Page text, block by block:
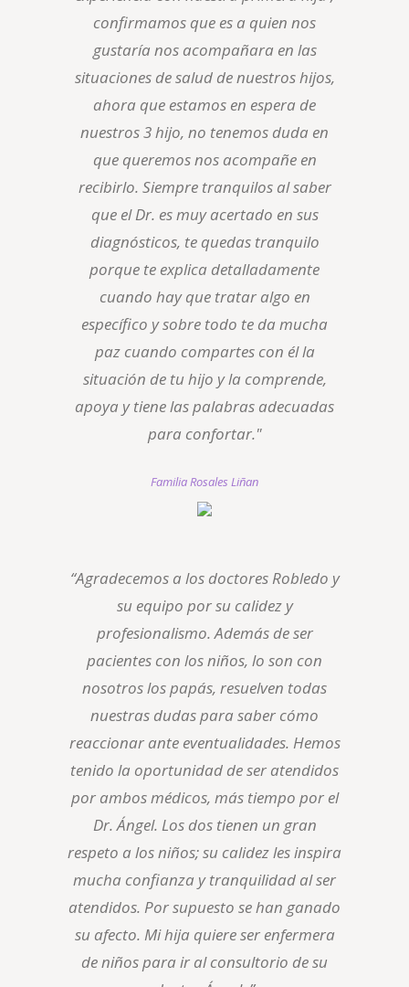
confirmamos que es a quien nos
gustaría nos acompañara en las
situaciones de salud de nuestros hijos,
ahora que estamos en espera de
nuestros 3 hijo, no tenemos duda en
que queremos nos acompañe en
recibirlo. Siempre tranquilos al saber
que el Dr. es muy acertado en sus
diagnósticos, te quedas tranquilo
porque te explica detalladamente
cuando hay que tratar algo en
específico y sobre todo te da mucha
paz cuando compartes con él la
situación de tu hijo y la comprende,
apoya y tiene las palabras adecuadas
para confortar."
Familia Rosales Liñan
“Agradecemos a los doctores Robledo y
su equipo por su calidez y
profesionalismo. Además de ser
pacientes con los niños, lo son con
nosotros los papás, resuelven todas
nuestras dudas para saber cómo
reaccionar ante eventualidades. Hemos
tenido la oportunidad de ser atendidos
por ambos médicos, más tiempo por el
Dr. Ángel. Los dos tienen un gran
respeto a los niños; su calidez les inspira
mucha confianza y tranquilidad al ser
atendidos. Por supuesto se han ganado
su afecto. Mi hija quiere ser enfermera
de niños para ir al consultorio de su